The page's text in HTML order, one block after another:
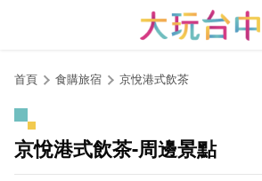
首頁 食購旅宿 京悅港式飲茶
京悅港式飲茶-周邊景點